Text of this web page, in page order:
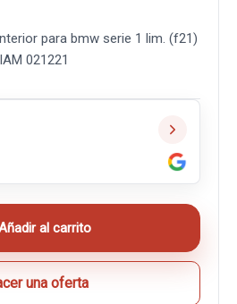
para bmw serie 1 lim. (f21)
021221
al carrito
una oferta